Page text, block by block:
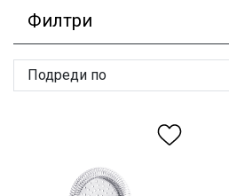
Филтри
Подреди по